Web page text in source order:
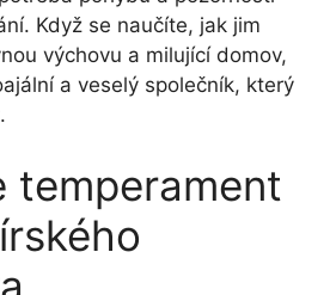
Když se naučíte, jak jim
výchovu a milující domov,
a veselý společník, který
temperament